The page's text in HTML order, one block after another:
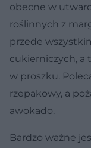
obecne w
roślinnych z
przede
cukierniczych, a
w proszku.
rzepakowy, a
awokado.
Bardzo ważne